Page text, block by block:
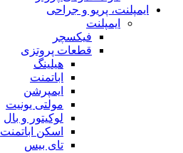
ایمپلنت، پریو و جراحی
ایمپلنت
فیکسچر
قطعات پروتزی
هیلینگ
اباتمنت
ایمپرشن
مولتی یونیت
لوکیتور و بال
اسکن اباتمنت
تای بیس